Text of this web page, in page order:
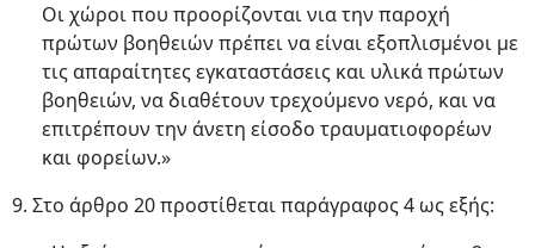
Οι χώροι που προορίζονται νια την παροχή
πρώτων βοηθειών πρέπει να είναι εξοπλισμένοι με
τις απαραίτητες εγκαταστάσεις και υλικά πρώτων
βοηθειών, να διαθέτουν τρεχούμενο νερό, και να
επιτρέπουν την άνετη είσοδο τραυματιοφορέων
και φορείων.»
9. Στο άρθρο 20 προστίθεται παράγραφος 4 ως εξής: